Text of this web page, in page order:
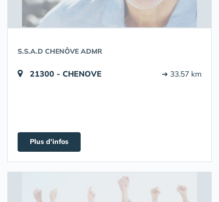
S.S.A.D CHENÔVE ADMR
21300 - CHENOVE ➔ 33.57 km
Plus d'infos